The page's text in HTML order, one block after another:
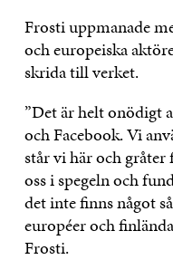
Frosti uppmanade
och europeiska
skrida till verket.
”Det är helt onödigt
och Facebook. Vi
står vi här och gråter
oss i spegeln och
det inte finns något
européer och
Frosti.